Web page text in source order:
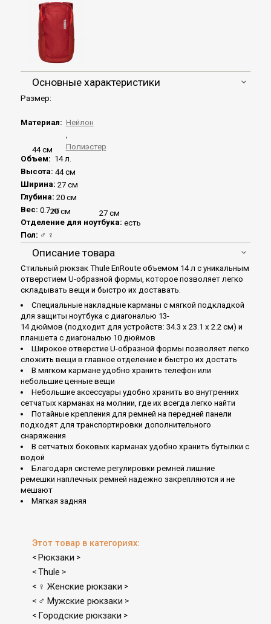
Основные характеристики
44 см
20 см 27 см
Размер:
Материал: Нейлон
,
Полиэстер
Объем: 14 л.
Высота: 44 см
Ширина: 27 см
Глубина: 20 см
Вес: 0.7 кг
Отделение для ноутбука: есть
Пол: ♂ ♀
Описание товара
Стильный рюкзак Thule EnRoute объемом 14 л с уникальным
отверстием U-образной формы, которое позволяет легко
складывать вещи и быстро их доставать.
Специальные накладные карманы с мягкой подкладкой
для защиты ноутбука с диагональю 13-
14 дюймов (подходит для устройств: 34.3 x 23.1 x 2.2 см) и
планшета с диагональю 10 дюймов
Широкое отверстие U-образной формы позволяет легко
сложить вещи в главное отделение и быстро их достать
В мягком кармане удобно хранить телефон или
небольшие ценные вещи
Небольшие аксессуары удобно хранить во внутренних
сетчатых карманах на молнии, где их всегда легко найти
Потайные крепления для ремней на передней панели
подходят для транспортировки дополнительного
снаряжения
В сетчатых боковых карманах удобно хранить бутылки с
водой
Благодаря системе регулировки ремней лишние
ремешки наплечных ремней надежно закрепляются и не
мешают
Мягкая задняя
Этот товар в категориях:
< Рюкзаки >
< Thule >
< ♀ Женские рюкзаки >
< ♂ Мужские рюкзаки >
< Городские рюкзаки >